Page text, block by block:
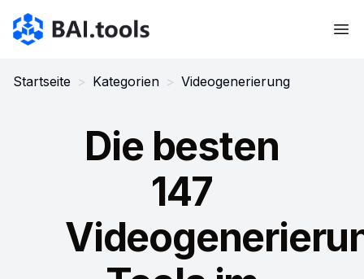
Bai.tools
Startseite > Kategorien > Videogenerierung
Die besten
147